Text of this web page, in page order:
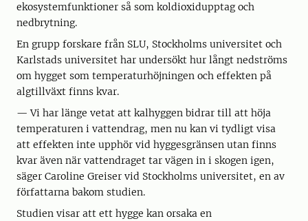
ekosystemfunktioner så som koldioxidupptag och
nedbrytning.
En grupp forskare från SLU, Stockholms universitet och
Karlstads universitet har undersökt hur långt nedströms
om hygget som temperaturhöjningen och effekten på
algtillväxt finns kvar.
— Vi har länge vetat att kalhyggen bidrar till att höja
temperaturen i vattendrag, men nu kan vi tydligt visa
att effekten inte upphör vid hyggesgränsen utan finns
kvar även när vattendraget tar vägen in i skogen igen,
säger Caroline Greiser vid Stockholms universitet, en av
författarna bakom studien.
Studien visar att ett hygge kan orsaka en